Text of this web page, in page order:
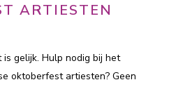
ARTIESTEN
gelijk. Hulp nodig bij het
oktoberfest artiesten? Geen